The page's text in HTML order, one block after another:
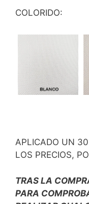
COLORIDO:
APLICADO UN
LOS PRECIOS,
TRAS LA
PARA